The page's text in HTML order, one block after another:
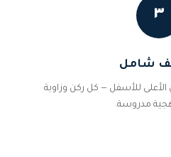
٣
شامل
الأعلى للأسفل — كل ركن وزاوية
مدروسة.